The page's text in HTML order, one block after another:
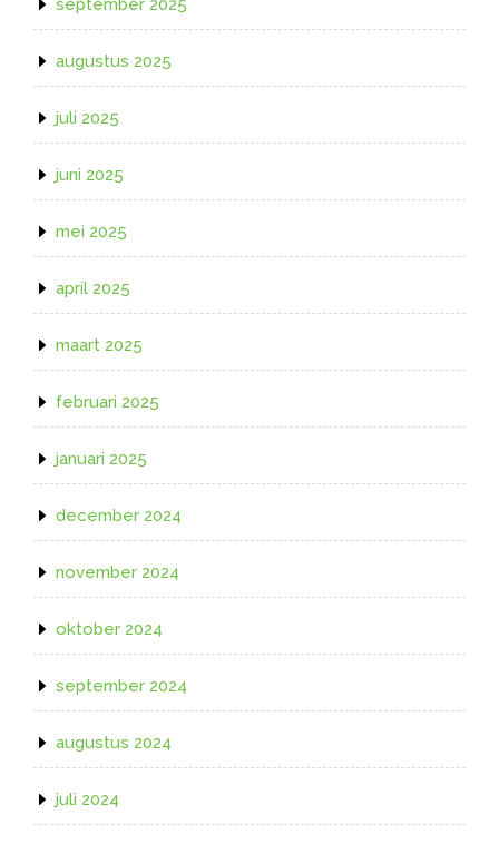
september 2025
augustus 2025
juli 2025
juni 2025
mei 2025
april 2025
maart 2025
februari 2025
januari 2025
december 2024
november 2024
oktober 2024
september 2024
augustus 2024
juli 2024